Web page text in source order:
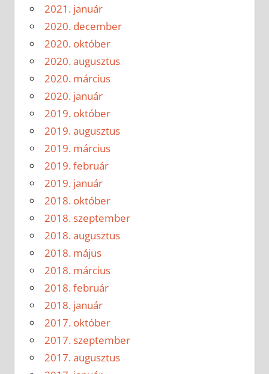
2021. január
2020. december
2020. október
2020. augusztus
2020. március
2020. január
2019. október
2019. augusztus
2019. március
2019. február
2019. január
2018. október
2018. szeptember
2018. augusztus
2018. május
2018. március
2018. február
2018. január
2017. október
2017. szeptember
2017. augusztus